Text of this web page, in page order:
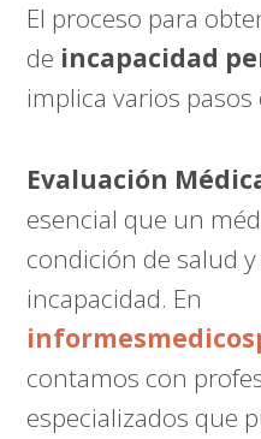
El proceso para
de incapacidad
implica varios pasos
Evaluación
esencial que un
condición de salud
incapacidad. En
contamos con
especializados que